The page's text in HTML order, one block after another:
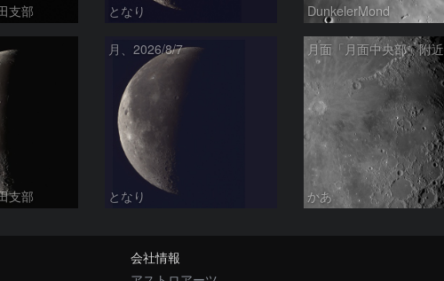
支部 となり DunkelerMond
支部
月、2026/8/7
となり
月面「月面中央部」附近
かあ
会社情報